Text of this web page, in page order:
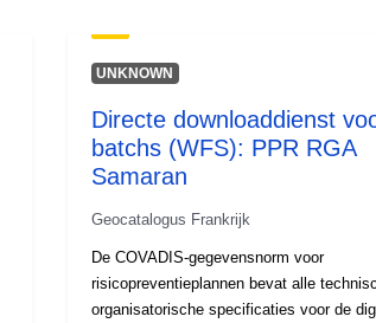
UNKNOWN
Directe downloaddienst
batchs (WFS): PPR RGA
Samaran
Geocatalogus Frankrijk
De COVADIS-gegevensnorm voor
risicopreventieplannen bevat alle
organisatorische specificaties voor de